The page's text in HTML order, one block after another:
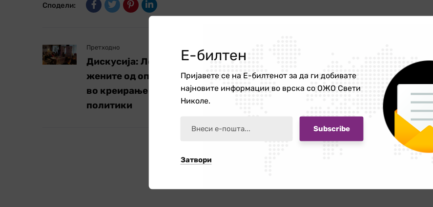
Сподели:
Претходно
Дискусија: Локално учество на
жените од општина Свети Николе
во креирање на локални
политики
Нема оправдување – заедно
против насилството врз жени и
девојчиња
Е-билтен
Пријавете се на Е-билтенот за да ги добивате
најновите информации во врска со ОЖО Свети
Николе.
Затвори